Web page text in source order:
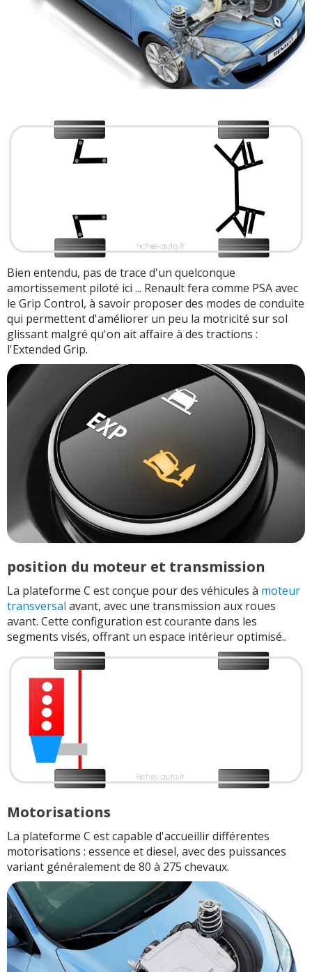
Bien entendu, pas de trace d'un quelconque
amortissement piloté ici ... Renault fera comme PSA avec
le Grip Control, à savoir proposer des modes de conduite
qui permettent d'améliorer un peu la motricité sur sol
glissant malgré qu'on ait affaire à des tractions :
l'Extended Grip.
position du moteur et transmission
La plateforme C est conçue pour des véhicules à moteur
transversal avant, avec une transmission aux roues
avant. Cette configuration est courante dans les
segments visés, offrant un espace intérieur optimisé..
Motorisations
La plateforme C est capable d'accueillir différentes
motorisations : essence et diesel, avec des puissances
variant généralement de 80 à 275 chevaux.